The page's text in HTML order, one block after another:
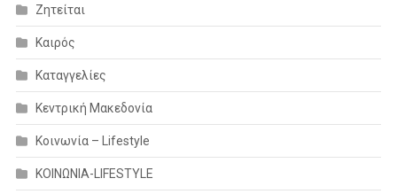
Ζητείται
Καιρός
Καταγγελίες
Κεντρική Μακεδονία
Κοινωνία – Lifestyle
ΚΟΙΝΩΝΙΑ-LIFESTYLE